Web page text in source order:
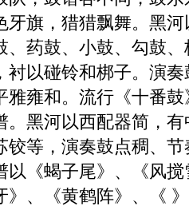
牙旗，猎猎飘舞。黑
、药鼓、小鼓、勾鼓
衬以碰铃和梆子。演
雅雍和。流行《十番
。黑河以西配器简，
铰等，演奏鼓点稠、
以《蝎子尾》、《风
》、《黄鹤阵》、《